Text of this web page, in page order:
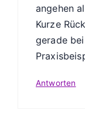
angehen
Kurze
gerade
Antworten